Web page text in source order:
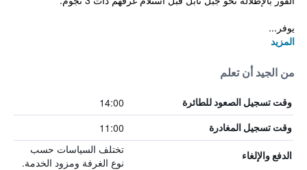
يوفر...
المزيد
من الجيد أن تعلم
وقت تسجيل الصعود للطائرة 14:00
وقت تسجيل المغادرة 11:00
الدفع والإلغاء
تختلف السياسات حسب
نوع الغرفة ومزود الخدمة.